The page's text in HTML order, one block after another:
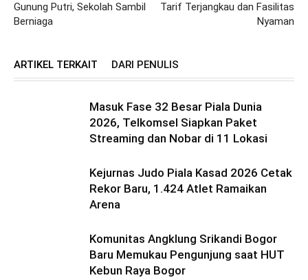
Gunung Putri, Sekolah Sambil
Berniaga
Tarif Terjangkau dan Fasilitas
Nyaman
ARTIKEL TERKAIT DARI PENULIS
Masuk Fase 32 Besar Piala Dunia
2026, Telkomsel Siapkan Paket
Streaming dan Nobar di 11 Lokasi
Kejurnas Judo Piala Kasad 2026 Cetak
Rekor Baru, 1.424 Atlet Ramaikan
Arena
Komunitas Angklung Srikandi Bogor
Baru Memukau Pengunjung saat HUT
Kebun Raya Bogor